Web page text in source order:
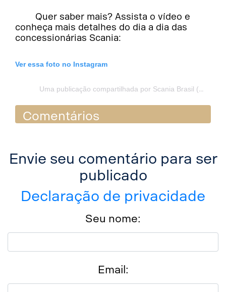
Quer saber mais? Assista o vídeo e
conheça mais detalhes do dia a dia das
concessionárias Scania:
Ver essa foto no Instagram
Uma publicação compartilhada por Scania Brasil (@scaniabrasil)
Comentários
Envie seu comentário para ser
publicado
Declaração de privacidade
Seu nome:
Email: